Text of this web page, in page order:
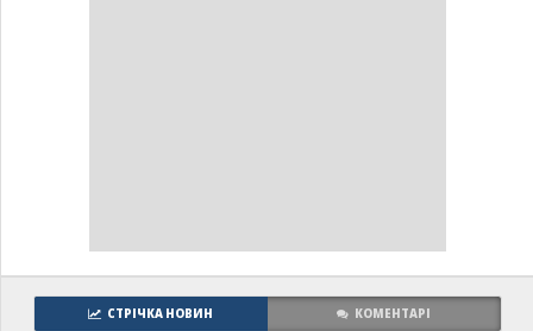
СТРІЧКА НОВИН КОМЕНТАРІ